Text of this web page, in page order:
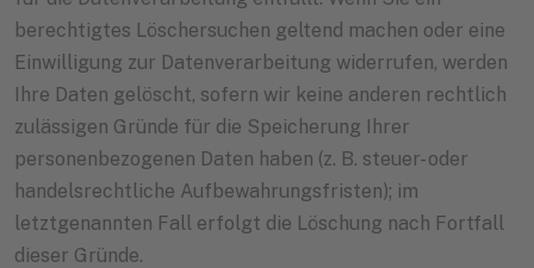
berechtigtes Löschersuchen geltend machen oder eine
Einwilligung zur Datenverarbeitung widerrufen, werden
Ihre Daten gelöscht, sofern wir keine anderen rechtlich
zulässigen Gründe für die Speicherung Ihrer
personenbezogenen Daten haben (z. B. steuer- oder
handelsrechtliche Aufbewahrungsfristen); im
letztgenannten Fall erfolgt die Löschung nach Fortfall
dieser Gründe.